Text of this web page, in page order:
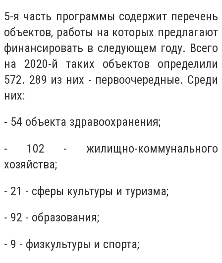
5-я часть программы содержит перечень
объектов, работы на которых предлагают
финансировать в следующем году. Всего
на 2020-й таких объектов определили
572. 289 из них - первоочередные. Среди
них:
- 54 объекта здравоохранения;
- 102 - жилищно-коммунального
хозяйства;
- 21 - сферы культуры и туризма;
- 92 - образования;
- 9 - физкультуры и спорта;